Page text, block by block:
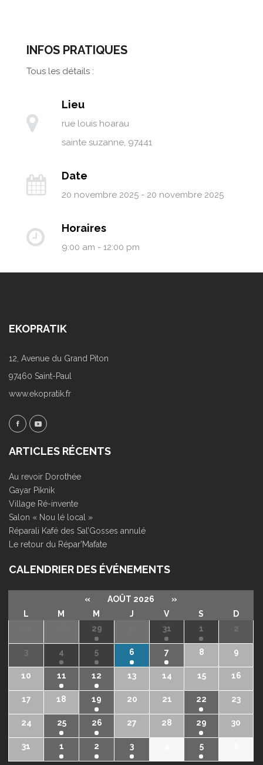
INFOS PRATIQUES
Tous les détails :
Lieu
rue louis hoarau
sainte suzanne, 97441
Date
20 novembre 2025 - 20 novembre 2025
Horaires
9:00 am - 12:00 pm
EKOPRATIK
12, Avenue du Grand Piton
97460 Saint-Paul
www.ekopratik.fr
ARTICLES RÉCENTS
Au revoir Dorothée
Gayar Piknik
Village Ré-invente
Salon « Nou lé local »
Réparali Kafé des Sal’Gosses annulé
Le retour du Répar’Mafate
CALENDRIER DES ÉVÉNEMENTS
« AOÛT 2026
»
L
M M J V S
D
29 31 1 2
3 4 5 6 7 8 9
10 11 12 13 14 15 16
17 18 19 20 21 22 23
24 25 26 27 28 29 30
31 1 2 3 5